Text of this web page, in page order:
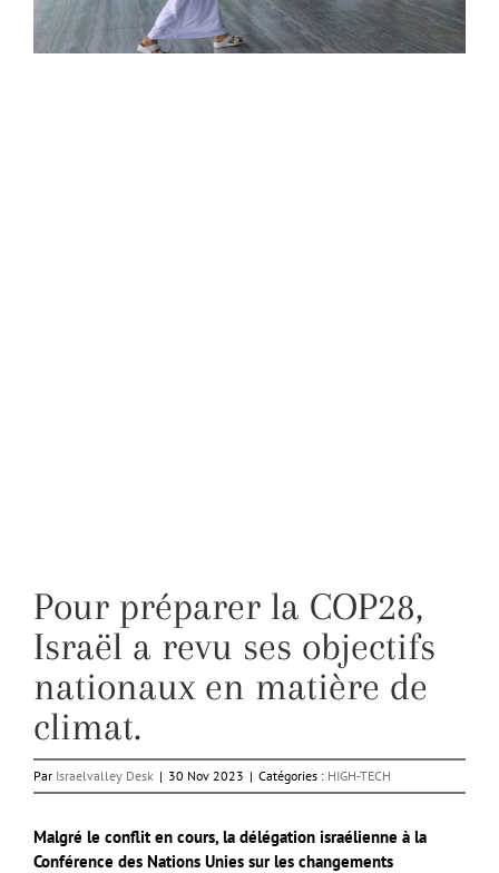
Pour préparer la COP28,
Israël a revu ses objectifs
nationaux en matière de
climat.
Par Israelvalley Desk | 30 Nov 2023 | Catégories : HIGH-TECH
Malgré le conflit en cours, la délégation israélienne à la
Conférence des Nations Unies sur les changements